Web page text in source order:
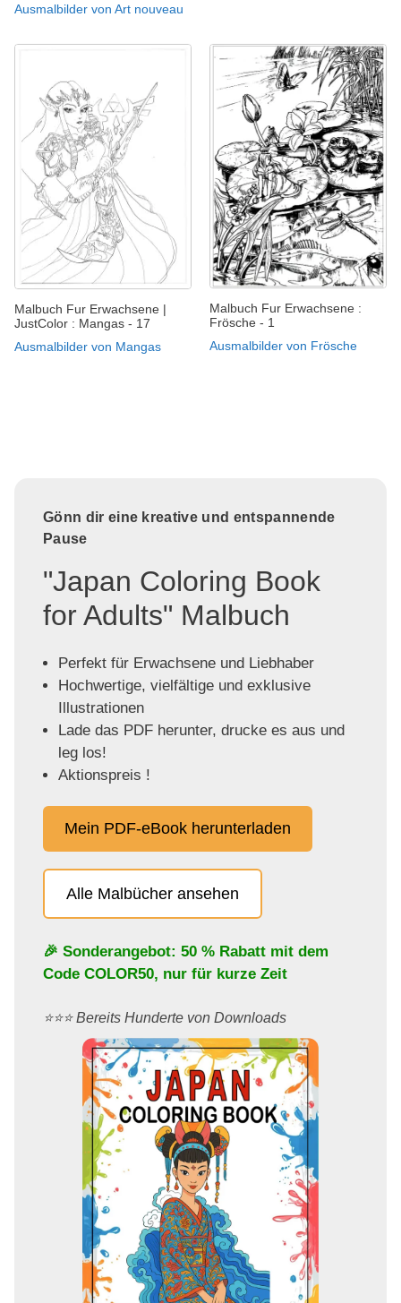
Ausmalbilder von Art nouveau
Malbuch Fur Erwachsene |
JustColor : Mangas - 17
Ausmalbilder von Mangas
Malbuch Fur Erwachsene :
Frösche - 1
Ausmalbilder von Frösche
Gönn dir eine kreative und entspannende
Pause
"Japan Coloring Book
for Adults" Malbuch
Perfekt für Erwachsene und Liebhaber
Hochwertige, vielfältige und exklusive
Illustrationen
Lade das PDF herunter, drucke es aus und
leg los!
Aktionspreis !
Mein PDF-eBook herunterladen
Alle Malbücher ansehen
🎉 Sonderangebot: 50 % Rabatt mit dem
Code COLOR50, nur für kurze Zeit
⭐️⭐️⭐️ Bereits Hunderte von Downloads